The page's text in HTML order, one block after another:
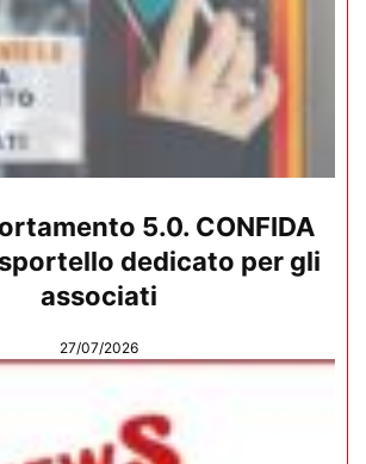
5.0. CONFIDA
dedicato per gli
associati
27/07/2026